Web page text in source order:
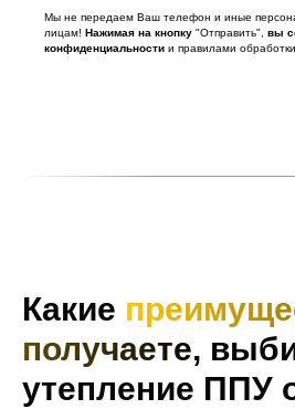
Мы не передаем Ваш телефон и иные
лицам! Нажимая на кнопку "Отправить", вы
конфиденциальности и правилами
Какие
получаете,
утепление ППУ